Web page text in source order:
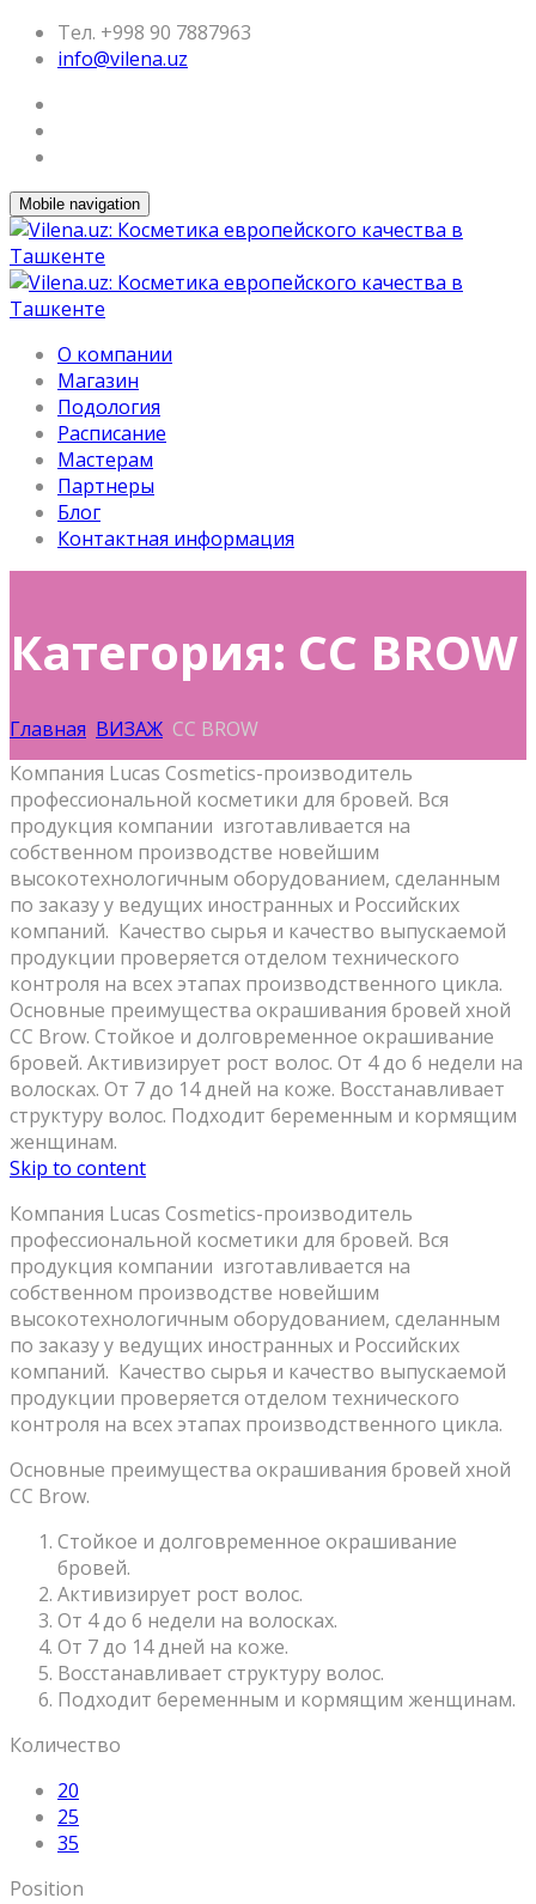
Тел. +998 90 7887963
info@vilena.uz
Mobile navigation
О компании
Магазин
Подология
Расписание
Мастерам
Партнеры
Блог
Контактная информация
Категория: CC BROW
Главная ВИЗАЖ CC BROW
Компания Lucas Cosmetics-производитель
профессиональной косметики для бровей. Вся
продукция компании изготавливается на
собственном производстве новейшим
высокотехнологичным оборудованием, сделанным
по заказу у ведущих иностранных и Российских
компаний. Качество сырья и качество выпускаемой
продукции проверяется отделом технического
контроля на всех этапах производственного цикла.
Основные преимущества окрашивания бровей хной
CC Brow. Стойкое и долговременное окрашивание
бровей. Активизирует рост волос. От 4 до 6 недели на
волосках. От 7 до 14 дней на коже. Восстанавливает
структуру волос. Подходит беременным и кормящим
женщинам.
Skip to content
Компания Lucas Cosmetics-производитель
профессиональной косметики для бровей. Вся
продукция компании изготавливается на
собственном производстве новейшим
высокотехнологичным оборудованием, сделанным
по заказу у ведущих иностранных и Российских
компаний. Качество сырья и качество выпускаемой
продукции проверяется отделом технического
контроля на всех этапах производственного цикла.
Основные преимущества окрашивания бровей хной
CC Brow.
Стойкое и долговременное окрашивание
бровей.
Активизирует рост волос.
От 4 до 6 недели на волосках.
От 7 до 14 дней на коже.
Восстанавливает структуру волос.
Подходит беременным и кормящим женщинам.
Количество
20
25
35
Position